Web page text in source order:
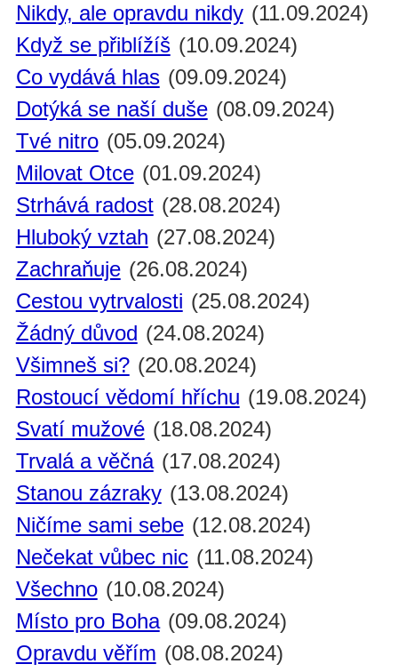
Nikdy, ale opravdu nikdy (11.09.2024)
Když se přiblížíš (10.09.2024)
Co vydává hlas (09.09.2024)
Dotýká se naší duše (08.09.2024)
Tvé nitro (05.09.2024)
Milovat Otce (01.09.2024)
Strhává radost (28.08.2024)
Hluboký vztah (27.08.2024)
Zachraňuje (26.08.2024)
Cestou vytrvalosti (25.08.2024)
Žádný důvod (24.08.2024)
Všimneš si? (20.08.2024)
Rostoucí vědomí hříchu (19.08.2024)
Svatí mužové (18.08.2024)
Trvalá a věčná (17.08.2024)
Stanou zázraky (13.08.2024)
Ničíme sami sebe (12.08.2024)
Nečekat vůbec nic (11.08.2024)
Všechno (10.08.2024)
Místo pro Boha (09.08.2024)
Opravdu věřím (08.08.2024)